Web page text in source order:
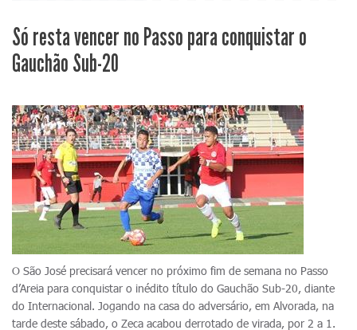
Só resta vencer no Passo para conquistar o
Gauchão Sub-20
O São José precisará vencer no próximo fim de semana no Passo
d’Areia para conquistar o inédito título do Gauchão Sub-20, diante
do Internacional. Jogando na casa do adversário, em Alvorada, na
tarde deste sábado, o Zeca acabou derrotado de virada, por 2 a 1.